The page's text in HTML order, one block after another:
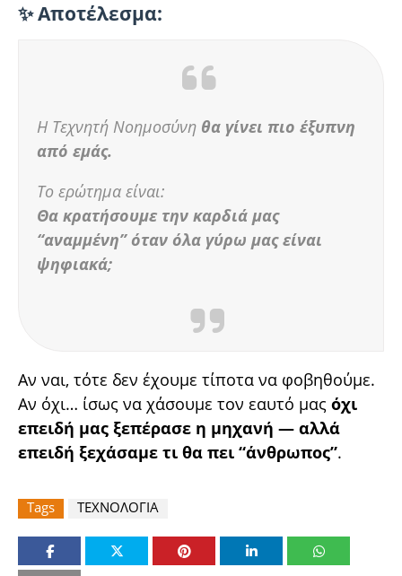
✨ Αποτέλεσμα:
Η Τεχνητή Νοημοσύνη θα γίνει πιο έξυπνη
από εμάς.
Το ερώτημα είναι:
Θα κρατήσουμε την καρδιά μας
“αναμμένη” όταν όλα γύρω μας είναι
ψηφιακά;
Αν ναι, τότε δεν έχουμε τίποτα να φοβηθούμε.
Αν όχι… ίσως να χάσουμε τον εαυτό μας όχι
επειδή μας ξεπέρασε η μηχανή — αλλά
επειδή ξεχάσαμε τι θα πει “άνθρωπος”.
Tags ΤΕΧΝΟΛΟΓΙΑ